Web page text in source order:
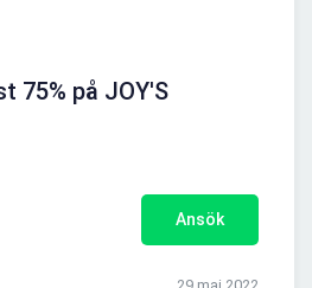
75% på JOY'S
Ansök